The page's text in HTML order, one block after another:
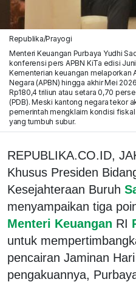
Republika/Prayogi
Menteri Keuangan Purbaya Yudhi
konferensi pers APBN KiTa edisi
Kementerian keuangan melaporkan
Negara (APBN) hingga akhir Mei
Rp180,4 triliun atau setara 0,70
(PDB). Meski kantong negara tekor
pemerintah mengklaim kondisi
yang tumbuh subur.
REPUBLIKA.CO.ID,
Khusus Presiden
Kesejahteraan Buruh
menyampaikan tiga
Menteri Keuangan RI
untuk
pencairan Jaminan
pengakuannya,